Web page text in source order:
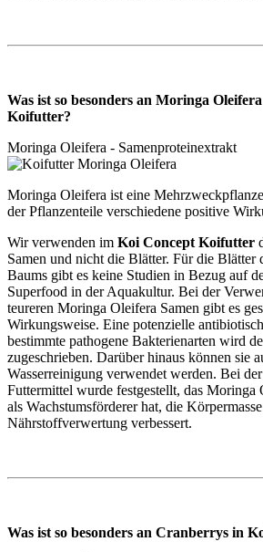
Was ist so besonders an Moringa
Koifutter?
Moringa Oleifera - Samenproteinextrakt
Moringa Oleifera ist eine
der Pflanzenteile verschiedene positive
Wir verwenden im Koi Concept Koifutter
Samen und nicht die Blätter. Für die Blätter
Baums gibt es keine Studien in Bezug auf
Superfood in der Aquakultur. Bei der
teureren Moringa Oleifera Samen gibt es
Wirkungsweise. Eine potenzielle
bestimmte pathogene Bakterienarten wird
zugeschrieben. Darüber hinaus können sie
Wasserreinigung verwendet werden. Bei
Futtermittel wurde festgestellt, das Moringa
als Wachstumsförderer hat, die
Nährstoffverwertung verbessert.
Was ist so besonders an Cranberrys in